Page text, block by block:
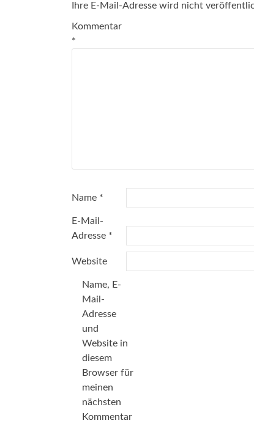
Ihre E-Mail-Adresse wird nicht
Kommentar
*
Name *
E-Mail-
Adresse *
Website
Name, E-
Mail-
Adresse
und
Website in
diesem
Browser für
meinen
nächsten
Kommentar